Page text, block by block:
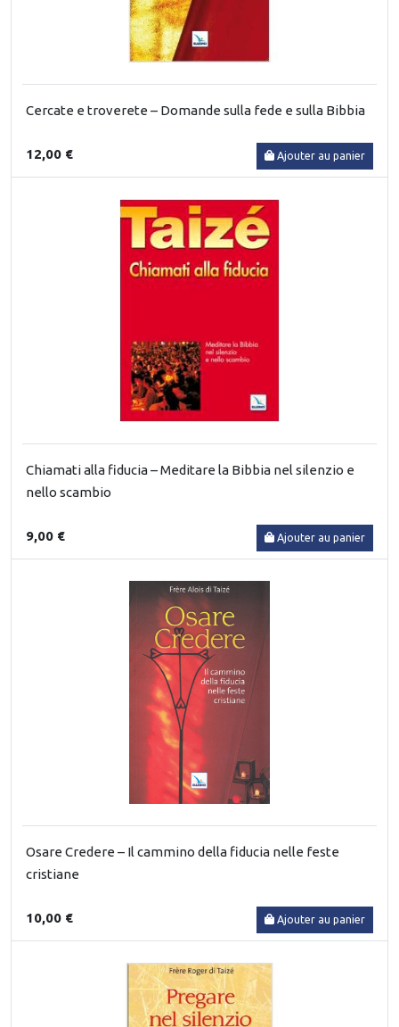
Cercate e troverete – Domande sulla fede e sulla Bibbia
12,00 € Ajouter au panier
Chiamati alla fiducia – Meditare la Bibbia nel silenzio e
nello scambio
9,00 € Ajouter au panier
Osare Credere – Il cammino della fiducia nelle feste
cristiane
10,00 € Ajouter au panier